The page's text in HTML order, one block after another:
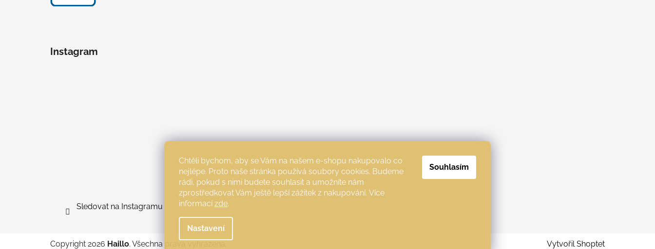
Chtěli bychom, aby se Vám na našem e-shopu nakupovalo co
nejlépe. Proto naše stránka používá soubory cookies. Budeme
rádi, pokud s nimi budete souhlasit a umožníte nám
zprostředkovat Vám ještě lepší zážitek z nakupování. Více
informací zde.
Nastavení
Souhlasím
Instagram
Sledovat na Instagramu
Vytvořil Shoptet
Copyright 2026 Haillo. Všechna práva vyhrazena.